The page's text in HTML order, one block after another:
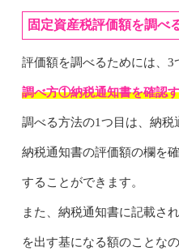
固定資産税評価額を調べ
評価額を調べるためには、3
調べ方①納税通知書を確認
調べる方法の1つ目は、納税
納税通知書の評価額の欄を
することができます。
また、納税通知書に記載さ
を出す基になる額のことな